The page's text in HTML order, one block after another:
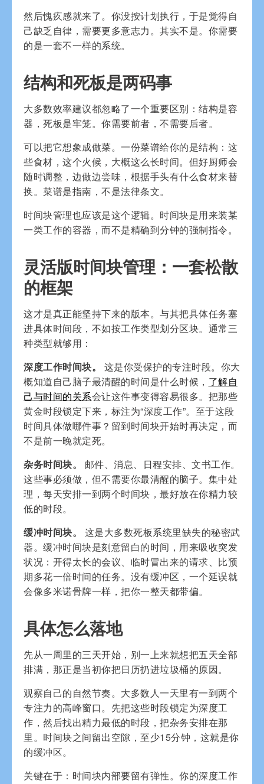
然后愧疚感就来了。你没按计划执行，于是觉得自
己缺乏自律，需要更多意志力。其实不是。你需要
的是一套不一样的系统。
结构和死板是两码事
大多数效率建议都忽略了一个重要区别：结构是容
器，死板是牢笼。你需要前者，不需要后者。
可以把它想象成做菜。一份菜谱给你的是结构：这
些食材，这个火候，大概这么长时间。但好厨师会
随时调整，边做边尝味，根据手头有什么食材来替
换。菜谱是指南，不是法律条文。
时间块管理也应该是这个逻辑。时间块是用来装某
一类工作的容器，而不是精确到分钟的强制指令。
灵活版时间块管理：一套松散
的框架
这才是真正能坚持下来的版本。与其把具体任务塞
进具体时间段，不如按工作类型划分区块。通常三
种类型就够用：
深度工作时间块。
这是你受保护的专注时段。你大
概知道自己脑子最清醒的时间是什么时候， 了解自
己与时间的关系会让这件事变得容易很多。把那些
黄金时段锁定下来，标注为“深度工作”。至于这段
时间具体做哪件事？留到时间块开始时再决定，而
不是前一晚就定死。
杂务时间块。
邮件、消息、日程安排、文书工作。
这些事必须做，但不需要你最清醒的脑子。集中处
理，每天安排一到两个时间块，最好放在你精力较
低的时段。
缓冲时间块。
这是大多数死板系统里缺失的秘密武
器。缓冲时间块是刻意留白的时间，用来吸收突发
状况：开得太长的会议、临时冒出来的请求、比预
期多花一倍时间的任务。没有缓冲区，一个延误就
会像多米诺骨牌一样，把你一整天都带偏。
具体怎么落地
先从一周里的三天开始，别一上来就想把五天全部
排满，那正是当初你把日历扔进垃圾桶的原因。
观察自己的自然节奏。大多数人一天里有一到两个
专注力的高峰窗口。先把这些时段锁定为深度工
作，然后找出精力最低的时段，把杂务安排在那
里。时间块之间留出空隙，至少15分钟，这就是你
的缓冲区。
关键在于：时间块内部要留有弹性。你的深度工作